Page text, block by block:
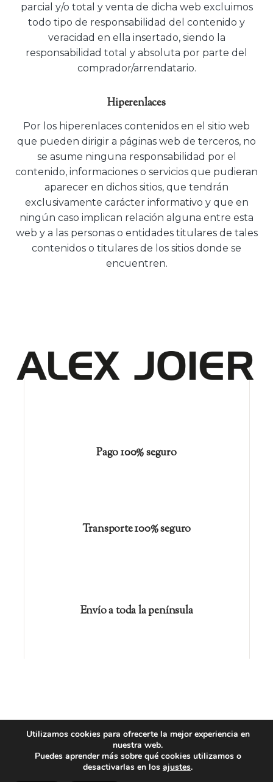
parcial y/o total y venta de dicha web excluimos
todo tipo de responsabilidad del contenido y
veracidad en ella insertado, siendo la
responsabilidad total y absoluta por parte del
comprador/arrendatario.
Hiperenlaces
Por los hiperenlaces contenidos en el sitio web
que pueden dirigir a páginas web de terceros, no
se asume ninguna responsabilidad por el
contenido, informaciones o servicios que pudieran
aparecer en dichos sitios, que tendrán
exclusivamente carácter informativo y que en
ningún caso implican relación alguna entre esta
web y a las personas o entidades titulares de tales
contenidos o titulares de los sitios donde se
encuentren.
Pago 100% seguro
Transporte 100% seguro
Envío a toda la península
Copyright © 2026 Romeu Prenafeta
Utilizamos cookies para ofrecerte la mejor experiencia en
nuestra web.
Puedes aprender más sobre qué cookies utilizamos o
desactivarlas en los ajustes.